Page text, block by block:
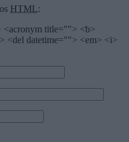
HTML:
title=""> <b>
<del datetime=""> <em> <i>